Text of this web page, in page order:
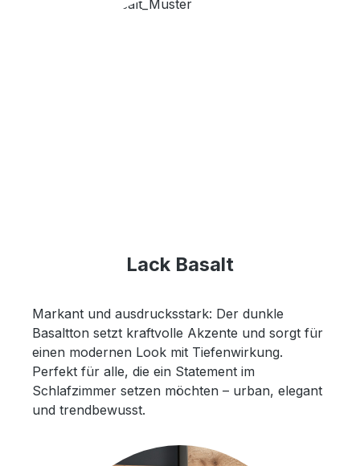
Lack Basalt
Markant und ausdrucksstark: Der dunkle
Basaltton setzt kraftvolle Akzente und sorgt für
einen modernen Look mit Tiefenwirkung.
Perfekt für alle, die ein Statement im
Schlafzimmer setzen möchten – urban, elegant
und trendbewusst.